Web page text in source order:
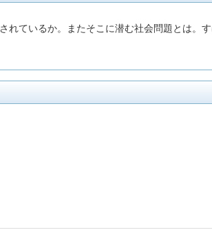
れているか。またそこに潜む社会問題とは